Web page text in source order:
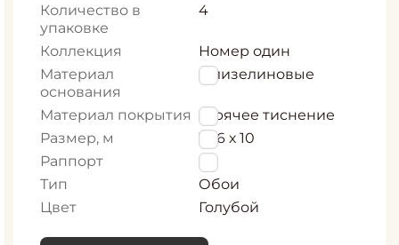
Количество в
упаковке
4
Коллекция
Номер один
Материал
основания
Флизелиновые
Материал покрытия Горячее тиснение
Размер, м
1,06 х 10
Раппорт
0
Тип
Обои
Цвет
Голубой